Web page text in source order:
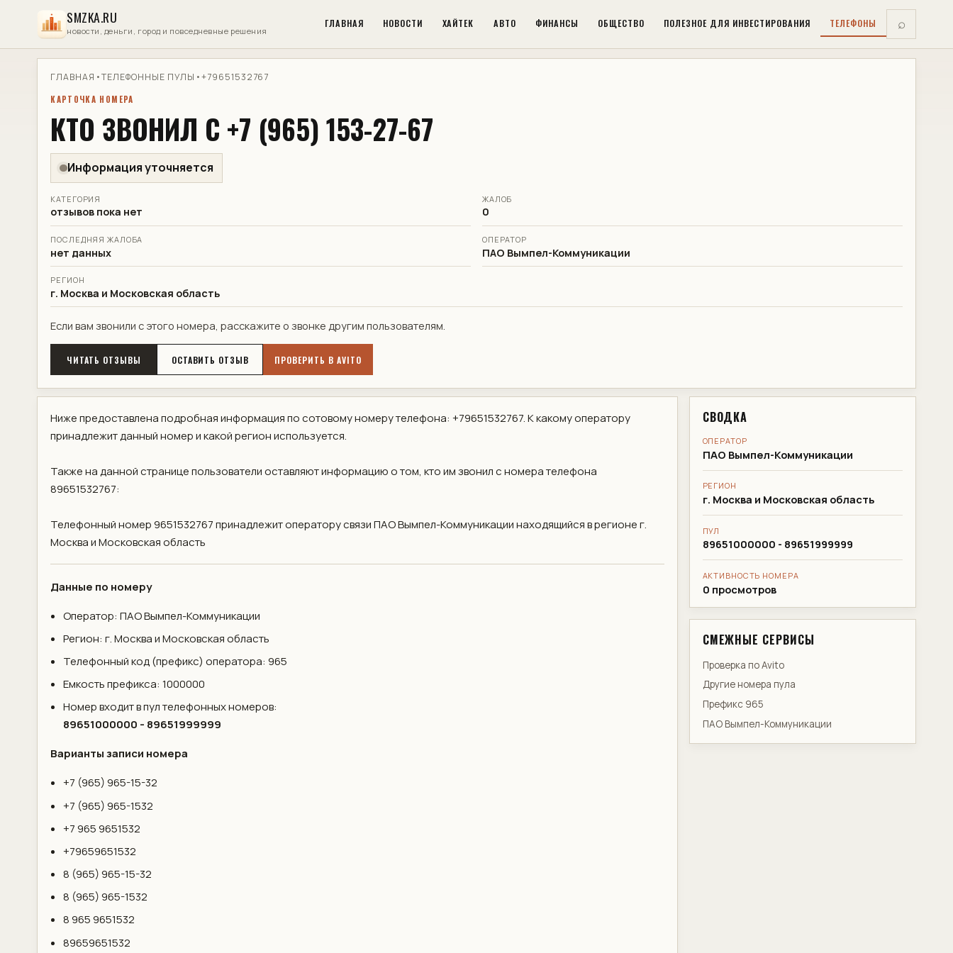
SMZKA.RU
новости, деньги, город и повседневные решения
ГЛАВНАЯ НОВОСТИ ХАЙТЕК АВТО ФИНАНСЫ ОБЩЕСТВО ПОЛЕЗНОЕ ДЛЯ ИНВЕСТИРОВАНИЯ ТЕЛЕФОНЫ ⌕
ГЛАВНАЯ •ТЕЛЕФОННЫЕ ПУЛЫ •+79651532767
КАРТОЧКА НОМЕРА
КТО ЗВОНИЛ С +7 (965) 153-27-67
Информация уточняется
КАТЕГОРИЯ
отзывов пока нет
ЖАЛОБ
0
ПОСЛЕДНЯЯ ЖАЛОБА
нет данных
ОПЕРАТОР
ПАО Вымпел-Коммуникации
РЕГИОН
г. Москва и Московская область
Если вам звонили с этого номера, расскажите о звонке другим пользователям.
ЧИТАТЬ ОТЗЫВЫ ОСТАВИТЬ ОТЗЫВ ПРОВЕРИТЬ В AVITO
Ниже предоставлена подробная информация по сотовому номеру телефона: +79651532767. К какому оператору
принадлежит данный номер и какой регион используется.
Также на данной странице пользователи оставляют информацию о том, кто им звонил с номера телефона
89651532767:
Телефонный номер 9651532767 принадлежит оператору связи ПАО Вымпел-Коммуникации находящийся в регионе г.
Москва и Московская область
Данные по номеру
Оператор: ПАО Вымпел-Коммуникации
Регион: г. Москва и Московская область
Телефонный код (префикс) оператора: 965
Емкость префикса: 1000000
Номер входит в пул телефонных номеров:
89651000000 - 89651999999
Варианты записи номера
+7 (965) 965-15-32
+7 (965) 965-1532
+7 965 9651532
+79659651532
8 (965) 965-15-32
8 (965) 965-1532
8 965 9651532
89659651532
СВОДКА
ОПЕРАТОР
ПАО Вымпел-Коммуникации
РЕГИОН
г. Москва и Московская область
ПУЛ
89651000000 - 89651999999
АКТИВНОСТЬ НОМЕРА
0 просмотров
СМЕЖНЫЕ СЕРВИСЫ
Проверка по Avito
Другие номера пула
Префикс 965
ПАО Вымпел-Коммуникации